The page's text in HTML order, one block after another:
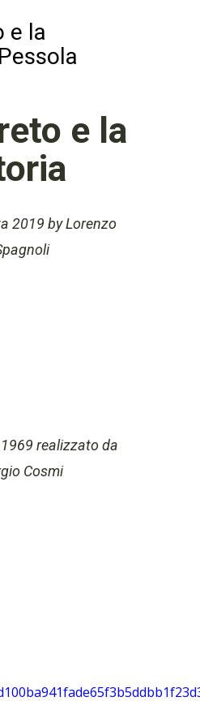
e la
e la
2019 by Lorenzo
realizzato da
Cosmi